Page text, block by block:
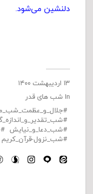
دلنشین مى‌شود.
۱۳ اردیبهشت ۱۴۰۰
In شب های قدر
شب_دعا_و_نیایش
شب_نزول-قرآن_کریم